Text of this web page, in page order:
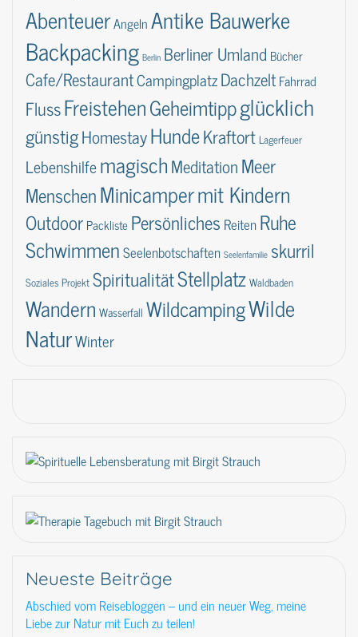
AbenteuerAngelnAntike Bauwerke
Backpacking Berlin Berliner Umland Bücher
Cafe/RestaurantCampingplatzDachzeltFahrrad
FlussFreistehenGeheimtippglücklich
günstigHomestayHundeKraftortLagerfeuer
LebenshilfemagischMeditationMeer
MenschenMinicampermit Kindern
Outdoor Packliste Persönliches ReitenRuhe
SchwimmenSeelenbotschaften Seelenfamilie skurril
Soziales ProjektSpiritualitätStellplatzWaldbaden
Wandern Wasserfall WildcampingWilde
NaturWinter
Neueste Beiträge
Abschied vom Reisebloggen – und ein neuer Weg, meine
Liebe zur Natur mit Euch zu teilen!